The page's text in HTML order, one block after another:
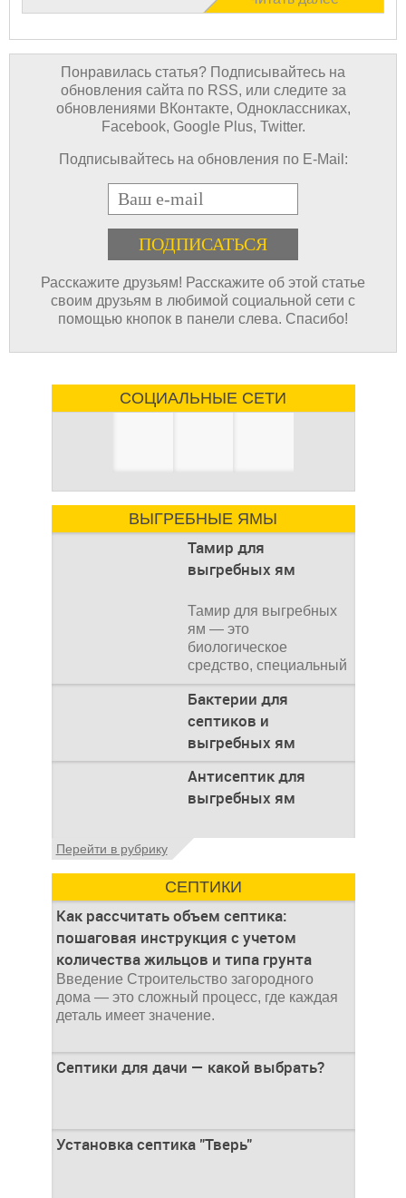
Понравилась статья? Подписывайтесь на
обновления сайта по RSS, или следите за
обновлениями ВКонтакте, Одноклассниках,
Facebook, Google Plus, Twitter.
Подписывайтесь на обновления по E-Mail:
E-mail
Расскажите друзьям! Расскажите об этой статье
своим друзьям в любимой социальной сети с
помощью кнопок в панели слева. Спасибо!
СОЦИАЛЬНЫЕ СЕТИ
ВЫГРЕБНЫЕ ЯМЫ
Тамир для
выгребных ям
Тамир для выгребных
ям — это
биологическое
средство, специальный
концентрат, который
используется
Бактерии для
септиков и
выгребных ям
Очистка
канализационного
стока или выгребной
не самым приятным
Антисептик для
выгребных ям
Общие сведения об
Антисептик для
выгребных ям – это
специальные
Перейти в рубрику
СЕПТИКИ
Как рассчитать объем септика:
пошаговая инструкция с учетом
количества жильцов и типа грунта
Введение Строительство загородного
дома — это сложный процесс, где каждая
деталь имеет значение.
Септики для дачи — какой выбрать?
При строительстве дачи одной из
первоочередных задач становится
Установка септика "Тверь"